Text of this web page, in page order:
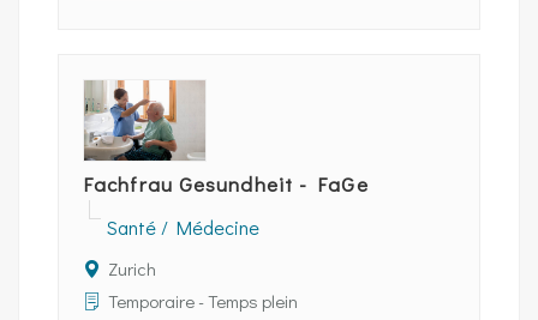
Fachfrau Gesundheit - FaGe
Santé / Médecine
Zurich
Temporaire - Temps plein